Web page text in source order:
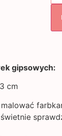
gipsowych:
cm